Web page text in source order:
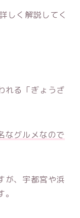
しく解説してく
れる「ぎょうざ
なグルメなので
が、宇都宮や浜